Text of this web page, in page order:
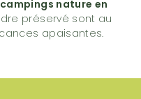
campings nature en
préservé sont au
apaisantes.